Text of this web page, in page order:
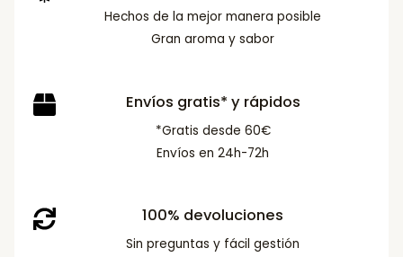
Hechos de la mejor manera posible
Gran aroma y sabor
Envíos gratis* y rápidos
*Gratis desde 60€
Envíos en 24h-72h
100% devoluciones
Sin preguntas y fácil gestión